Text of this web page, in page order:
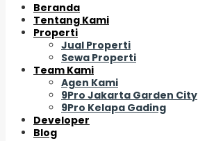
Beranda
Tentang Kami
Properti
Jual Properti
Sewa Properti
Team Kami
Agen Kami
9Pro Jakarta Garden City
9Pro Kelapa Gading
Developer
Blog